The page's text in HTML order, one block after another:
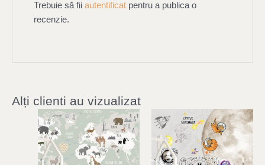
Trebuie să fiiautentificat pentru a publica o
recenzie.
Alți clienti au vizualizat